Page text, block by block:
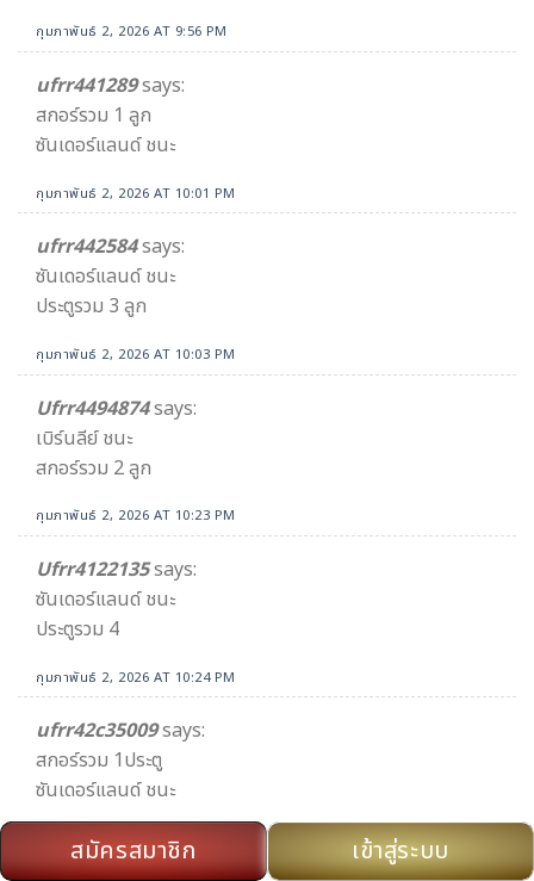
กุมภาพันธ์ 2, 2026 AT 9:56 PM
ufrr441289says:
สกอร์รวม 1 ลูก
ซันเดอร์แลนด์ ชนะ
กุมภาพันธ์ 2, 2026 AT 10:01 PM
ufrr442584says:
ซันเดอร์แลนด์ ชนะ
ประตูรวม 3 ลูก
กุมภาพันธ์ 2, 2026 AT 10:03 PM
Ufrr4494874says:
เบิร์นลีย์ ชนะ
สกอร์รวม 2 ลูก
กุมภาพันธ์ 2, 2026 AT 10:23 PM
Ufrr4122135says:
ซันเดอร์แลนด์ ชนะ
ประตูรวม 4
กุมภาพันธ์ 2, 2026 AT 10:24 PM
ufrr42c35009says:
สกอร์รวม 1ประตู
ซันเดอร์แลนด์ ชนะ
กุมภาพันธ์ 2, 2026 AT 10:27 PM
สมัครสมาชิก เข้าสู่ระบบ